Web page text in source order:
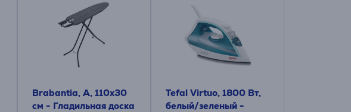
Brabantia, A, 110x30
см - Гладильная доска
Tefal Virtuo, 1800 Вт,
белый/зеленый -